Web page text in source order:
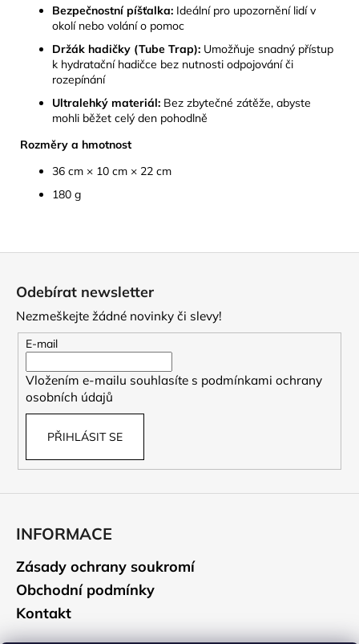
Bezpečnostní píšťalka: Ideální pro upozornění lidí v
okolí nebo volání o pomoc
Držák hadičky (Tube Trap): Umožňuje snadný přístup
k hydratační hadičce bez nutnosti odpojování či
rozepínání
Ultralehký materiál: Bez zbytečné zátěže, abyste
mohli běžet celý den pohodlně
Rozměry a hmotnost
36 cm × 10 cm × 22 cm
180 g
Odebírat newsletter
Nezmeškejte žádné novinky či slevy!
E-mail
Vložením e-mailu souhlasíte s podmínkami ochrany
osobních údajů
PŘIHLÁSIT SE
INFORMACE
Zásady ochrany soukromí
Obchodní podmínky
Kontakt